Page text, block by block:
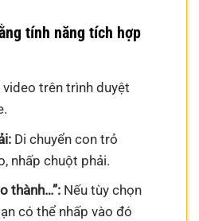
tính năng tích hợp
trên trình duyệt
Di chuyển con trỏ
nhấp chuột phải.
thành…”:Nếu tùy chọn
có thể nhấp vào đó